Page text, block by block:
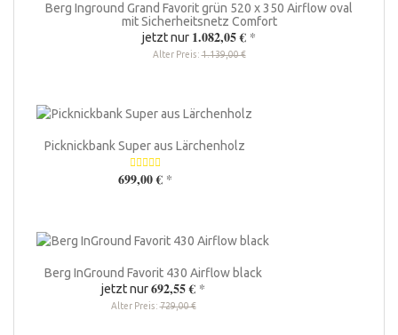
Berg Inground Grand Favorit grün 520 x 350 Airflow oval
mit Sicherheitsnetz Comfort
jetzt nur 1.082,05 € *
Alter Preis:1.139,00 €
Picknickbank Super aus Lärchenholz
699,00 € *
Berg InGround Favorit 430 Airflow black
jetzt nur692,55 € *
Alter Preis:729,00 €